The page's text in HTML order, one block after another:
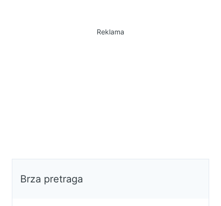
Blizina svih važnih sadržaja
Reklama
Brza pretraga